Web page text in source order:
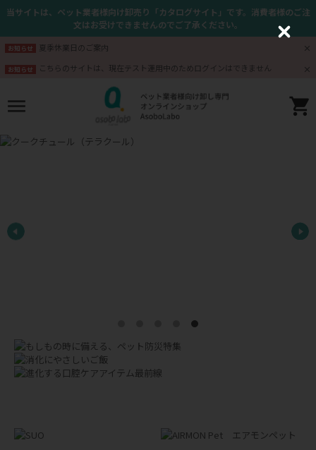
当サイトは、ペット業者様向け卸売り「カタログサイト」です。消費者様のご注
文はお受けできませんのでご了承ください。
お知らせ 夏季休業日のご案内
お知らせ こちらのサイトは、現在テスト運用中のためログインはできません
C